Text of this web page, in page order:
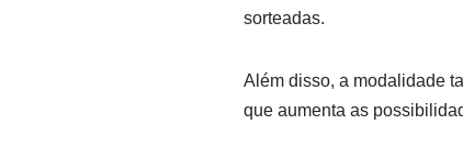
sorteadas.
Além disso, a modalidade
que aumenta as